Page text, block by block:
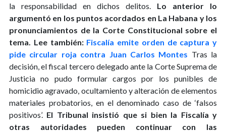
la responsabilidad en dichos delitos. Lo anterior lo
argumentó en los puntos acordados en La Habana y los
pronunciamientos de la Corte Constitucional sobre el
tema. Lee también: Fiscalía emite orden de captura y
pide circular roja contra Juan Carlos Montes Tras la
decisión, el fiscal tercero delegado ante la Corte Suprema de
Justicia no pudo formular cargos por los punibles de
homicidio agravado, ocultamiento y alteración de elementos
materiales probatorios, en el denominado caso de ‘falsos
positivos’. El Tribunal insistió que si bien la Fiscalía y
otras autoridades pueden continuar con las